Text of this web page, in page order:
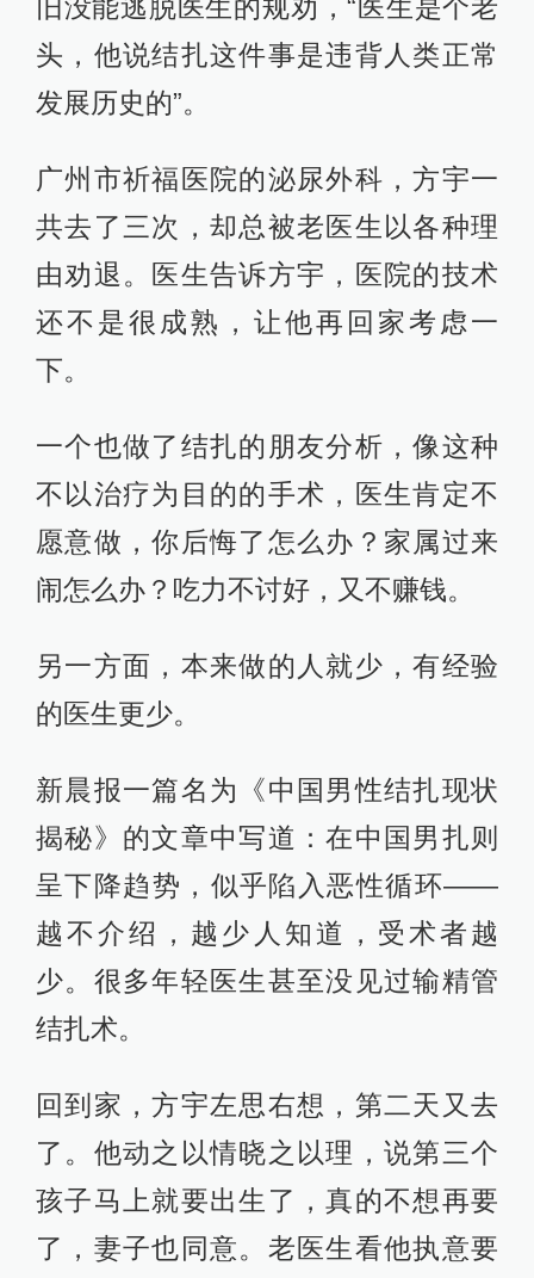
旧没能逃脱医生的规劝，“医生是个老
头，他说结扎这件事是违背人类正常
发展历史的”。
广州市祈福医院的泌尿外科，方宇一
共去了三次，却总被老医生以各种理
由劝退。医生告诉方宇，医院的技术
还不是很成熟，让他再回家考虑一
下。
一个也做了结扎的朋友分析，像这种
不以治疗为目的的手术，医生肯定不
愿意做，你后悔了怎么办？家属过来
闹怎么办？吃力不讨好，又不赚钱。
另一方面，本来做的人就少，有经验
的医生更少。
新晨报一篇名为《中国男性结扎现状
揭秘》的文章中写道：在中国男扎则
呈下降趋势，似乎陷入恶性循环——
越不介绍，越少人知道，受术者越
少。很多年轻医生甚至没见过输精管
结扎术。
回到家，方宇左思右想，第二天又去
了。他动之以情晓之以理，说第三个
孩子马上就要出生了，真的不想再要
了，妻子也同意。老医生看他执意要